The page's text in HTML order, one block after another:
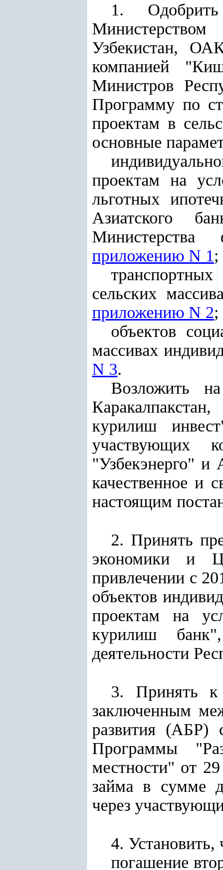
1. Одобрить
Узбекистан,
компанией
Министров
Программу по
проектам в
основные
проектам на
льготных
Азиатского
Министерства
приложению N 1;
сельских
приложению N 2;
объектов
массивах
N 3.
Возложить
курилиш
участвующих
"Узбекэнерго" и
качественное и
настоящим
2. Принять
экономики и
привлечении с
объектов
проектам на
курилиш банк",
деятельности
3. Принять к
заключенным
развития (АБР)
Программы
местности" от
займа в сумме
через
4. Установить,
погашение